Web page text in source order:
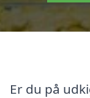
Er du på